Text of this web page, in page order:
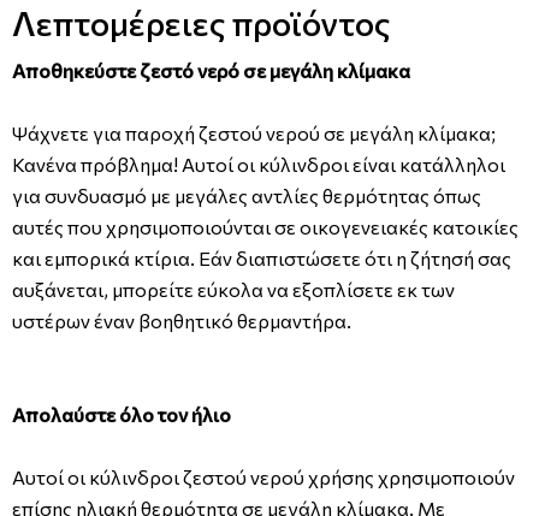
Λεπτομέρειες προϊόντος
Αποθηκεύστε ζεστό νερό σε μεγάλη κλίμακα
Ψάχνετε για παροχή ζεστού νερού σε μεγάλη κλίμακα;
Κανένα πρόβλημα! Αυτοί οι κύλινδροι είναι κατάλληλοι
για συνδυασμό με μεγάλες αντλίες θερμότητας όπως
αυτές που χρησιμοποιούνται σε οικογενειακές κατοικίες
και εμπορικά κτίρια. Εάν διαπιστώσετε ότι η ζήτησή σας
αυξάνεται, μπορείτε εύκολα να εξοπλίσετε εκ των
υστέρων έναν βοηθητικό θερμαντήρα.
Απολαύστε όλο τον ήλιο
Αυτοί οι κύλινδροι ζεστού νερού χρήσης χρησιμοποιούν
επίσης ηλιακή θερμότητα σε μεγάλη κλίμακα. Με